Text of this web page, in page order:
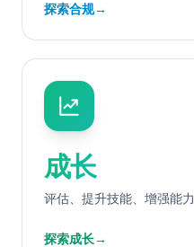
探索合规→
成长
评估、提升技能、增强能力
探索成长→